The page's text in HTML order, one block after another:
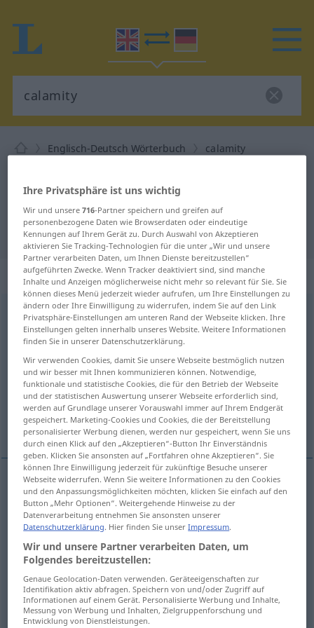
Englisch-Deutsch Wörterbuch calamity
"calamity"
"calamity" Deutsch Übersetzung
„calamity“: noun
calamitys
Übersicht aller Übersetzungen
(Für mehr Details die Übersetzung anklicken/antippen)
Unglück, Unheil, Katastrophe
Elend, Jammer, Not, Trübsal
Unglückn calamity
Unheiln calamity
Katastrophef calamity
Ihre Privatsphäre ist uns wichtig
Wir und unsere716-Partner speichern und greifen auf
personenbezogene Daten wie Browserdaten oder eindeutige
Kennungen auf Ihrem Gerät zu. Durch Auswahl von Akzeptieren
aktivieren Sie Tracking-Technologien für die unter „Wir und unsere
Partner verarbeiten Daten, um Ihnen Dienste bereitzustellen“
aufgeführten Zwecke. Wenn Tracker deaktiviert sind, sind manche
Inhalte und Anzeigen möglicherweise nicht mehr so relevant für Sie. Sie
können dieses Menü jederzeit wieder aufrufen, um Ihre Einstellungen zu
ändern oder Ihre Einwilligung zu widerrufen, indem Sie auf den Link
Privatsphäre-Einstellungen am unteren Rand der Webseite klicken. Ihre
Einstellungen gelten innerhalb unseres Website. Weitere Informationen
finden Sie in unserer Datenschutzerklärung.
Wir verwenden Cookies, damit Sie unsere Webseite bestmöglich nutzen
und wir besser mit Ihnen kommunizieren können. Notwendige,
funktionale und statistische Cookies, die für den Betrieb der Webseite
und der statistischen Auswertung unserer Webseite erforderlich sind,
werden auf Grundlage unserer Vorauswahl immer auf Ihrem Endgerät
gespeichert. Marketing-Cookies und Cookies, die der Bereitstellung
personalisierter Werbung dienen, werden nur gespeichert, wenn Sie uns
durch einen Klick auf den „Akzeptieren“-Button Ihr Einverständnis
geben. Klicken Sie ansonsten auf „Fortfahren ohne Akzeptieren“. Sie
können Ihre Einwilligung jederzeit für zukünftige Besuche unserer
Webseite widerrufen. Wenn Sie weitere Informationen zu den Cookies
und den Anpassungsmöglichkeiten möchten, klicken Sie einfach auf den
Button „Mehr Optionen“. Weitergehende Hinweise zu der
Datenverarbeitung entnehmen Sie ansonsten unserer
Datenschutzerklärung. Hier finden Sie unserImpressum.
Wir und unsere Partner verarbeiten Daten, um
Folgendes bereitzustellen:
Genaue Geolocation-Daten verwenden. Geräteeigenschaften zur
Identifikation aktiv abfragen. Speichern von und/oder Zugriff auf
Informationen auf einem Gerät. Personalisierte Werbung und Inhalte,
Messung von Werbung und Inhalten, Zielgruppenforschung und
Entwicklung von Dienstleistungen.